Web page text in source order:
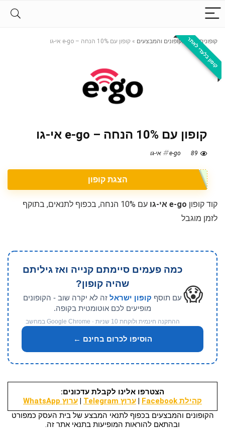
קופונים»כל הקופונים והמבצעים » קופון עם 10% הנחה – e-go אי-גו קופון בלעדי לאתר
קופון עם 10% הנחה – e-go אי-גו
89 e-go אי-גו
הצגת קופון
קוד קופון e-go אי-גו
עם 10% הנחה, בכפוף לתנאים, בתוקף
לזמן מוגבל
😱
כמה פעמים סיימתם קנייה ואז גיליתם
שהיה קופון?
עם תוסף קופון ישראל זה לא יקרה שוב - הקופונים
מופיעים לכם אוטומטית בקופה.
ההתקנה חינמית ולוקחת 10 שניות · Google Chrome במחשב
הוסיפו לכרום בחינם ←
הצטרפו אלינו לקבלת עדכונים:
קהילת Facebook
| ערוץ Telegram | ערוץ WhatsApp
הקופונים והמבצעים בכפוף לתנאי המבצע של בית העסק כמפורט
ובהתאם להוראות המופיעות בתנאי אתר זה.